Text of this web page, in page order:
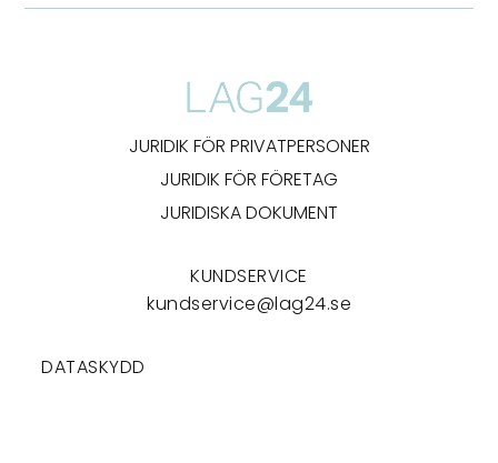
JURIDIK FÖR PRIVATPERSONER
JURIDIK FÖR FÖRETAG
JURIDISKA DOKUMENT
KUNDSERVICE
kundservice@lag24.se
DATASKYDD